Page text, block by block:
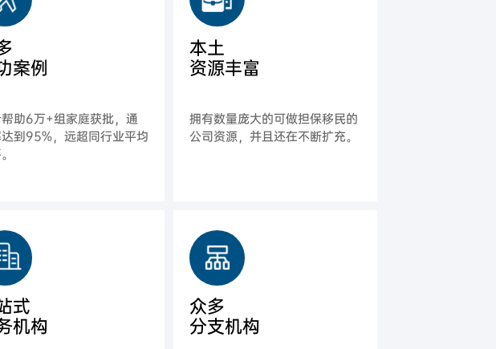
案例
助6万+组家庭获批，通
到95%，远超同行业平均
本土
资源丰富
拥有数量庞大的可做担保移民的
公司资源，并且还在不断扩充。
式
机构
众多
分支机构